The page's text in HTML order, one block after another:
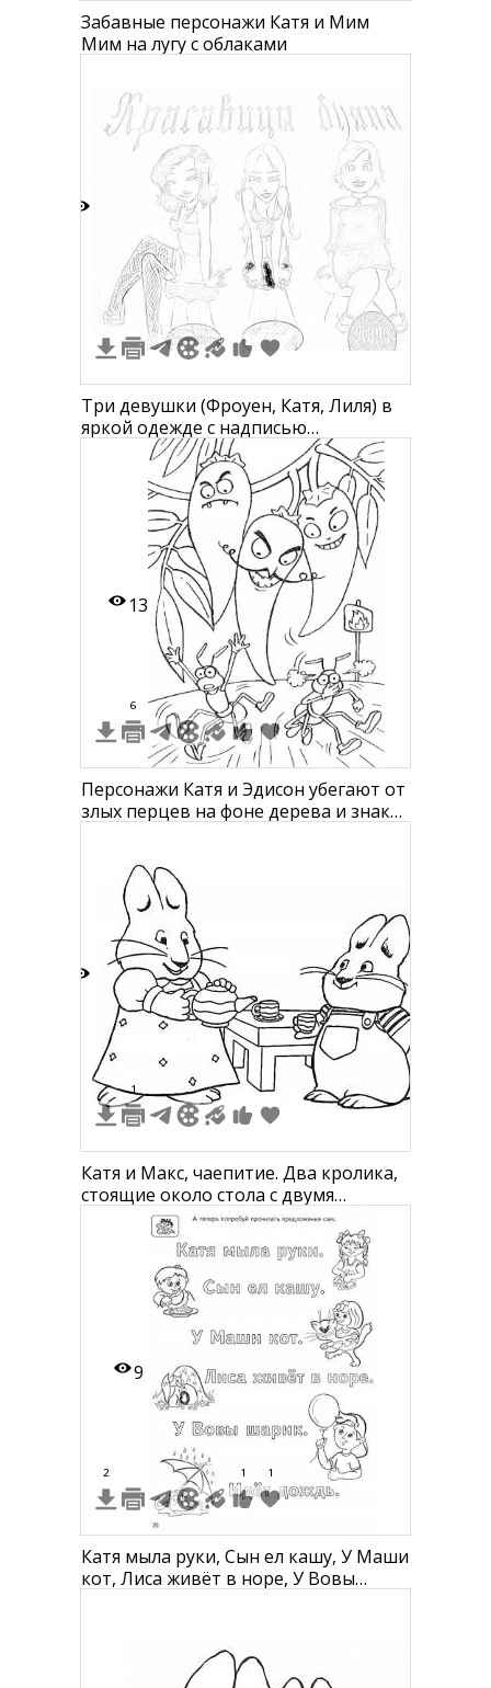
Забавные персонажи Катя и Мим
Мим на лугу с облаками
Три девушки (Фроуен, Катя, Лиля) в
яркой одежде с надписью
"Красавицы дума".
13
6
Персонажи Катя и Эдисон убегают от
злых перцев на фоне дерева и знака
1
Катя и Макс, чаепитие. Два кролика,
стоящие около стола с двумя
чашками
9
2 1 1
Катя мыла руки, Сын ел кашу, У Маши
кот, Лиса живёт в норе, У Вовы